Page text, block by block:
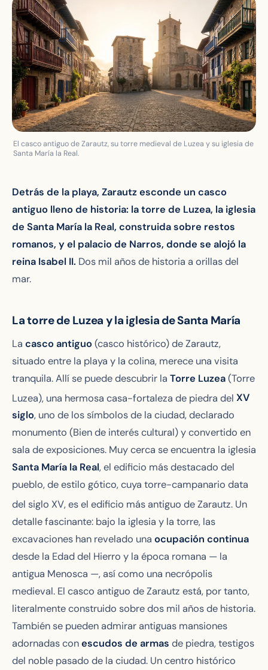
El casco antiguo de Zarautz, su torre medieval de Luzea y su iglesia de
Santa María la Real.
Detrás de la playa, Zarautz esconde un casco
antiguo lleno de historia: la torre de Luzea, la iglesia
de Santa María la Real, construida sobre restos
romanos, y el palacio de Narros, donde se alojó la
reina Isabel II. Dos mil años de historia a orillas del
mar.
La torre de Luzea y la iglesia de Santa María
La casco antiguo(casco histórico) de Zarautz,
situado entre la playa y la colina, merece una visita
tranquila. Allí se puede descubrir la Torre Luzea(Torre
Luzea), una hermosa casa-fortaleza de piedra del XV
siglo, uno de los símbolos de la ciudad, declarado
monumento (Bien de interés cultural) y convertido en
sala de exposiciones. Muy cerca se encuentra la iglesia
Santa María la Real, el edificio más destacado del
pueblo, de estilo gótico, cuya torre-campanario data
del siglo XV, es el edificio más antiguo de Zarautz. Un
detalle fascinante: bajo la iglesia y la torre, las
excavaciones han revelado una ocupación continua
desde la Edad del Hierro y la época romana — la
antigua Menosca —, así como una necrópolis
medieval. El casco antiguo de Zarautz está, por tanto,
literalmente construido sobre dos mil años de historia.
También se pueden admirar antiguas mansiones
adornadas conescudos de armas de piedra, testigos
del noble pasado de la ciudad. Un centro histórico